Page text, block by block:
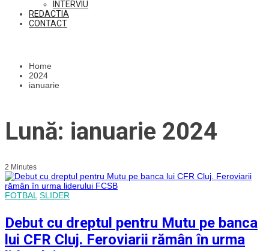
INTERVIU
REDACTIA
CONTACT
Home
2024
ianuarie
Lună: ianuarie 2024
2 Minutes
FOTBAL SLIDER
Debut cu dreptul pentru Mutu pe banca
lui CFR Cluj. Feroviarii rămân în urma